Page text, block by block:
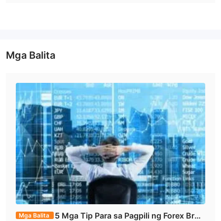
nagbibigay sa mga mangangalakal ng potensyal na palakasin
ang kanilang mga posisyon sa pangangalakal. Gayunpaman,
nagdadala din ng mas mataas na panganib, kaya pinapayuhan
ang maingat na pamamahala sa panganib.
Ang magagamit na platform ng kalakalan ay MT4 , na malawak
na kinikilala at tanyag sa mga mangangalakal. nagbibigay din
sila ng demo account para sa mga mangangalakal upang
maisagawa ang kanilang mga estratehiya. pagdating sa
suporta sa customer, CTRL Investments nag-aalok ng tulong sa
pamamagitan ng email at telepono. tinitiyak nito na madaling
maabot ng mga mangangalakal ang anumang mga katanungan
o suporta na maaaring kailanganin nila sa kabuuan ng kanilang
paglalakbay sa pangangalakal.
Mga Balita
Mga Balita 5 Mga Tip Para sa Pagpili ng Forex Brok